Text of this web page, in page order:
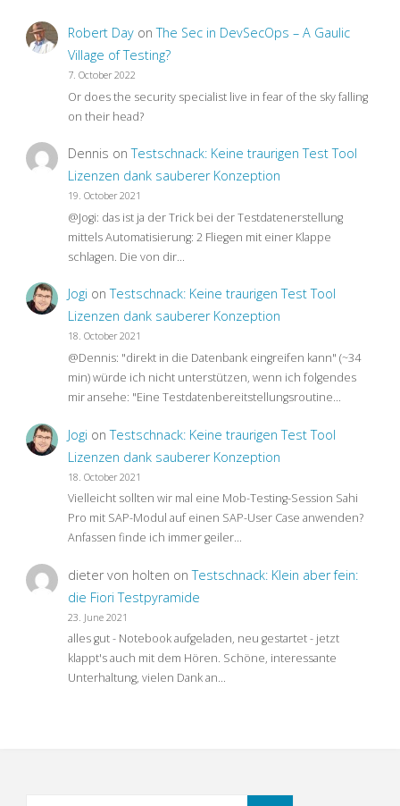
Robert DayonThe Sec in DevSecOps – A Gaulic
Village of Testing?
7. October 2022
Or does the security specialist live in fear of the sky falling
on their head?
Dennis onTestschnack: Keine traurigen Test Tool
Lizenzen dank sauberer Konzeption
19. October 2021
@Jogi: das ist ja der Trick bei der Testdatenerstellung
mittels Automatisierung: 2 Fliegen mit einer Klappe
schlagen. Die von dir…
Jogi onTestschnack: Keine traurigen Test Tool
Lizenzen dank sauberer Konzeption
18. October 2021
@Dennis: "direkt in die Datenbank eingreifen kann" (~34
min) würde ich nicht unterstützen, wenn ich folgendes
mir ansehe: "Eine Testdatenbereitstellungsroutine…
Jogi onTestschnack: Keine traurigen Test Tool
Lizenzen dank sauberer Konzeption
18. October 2021
Vielleicht sollten wir mal eine Mob-Testing-Session Sahi
Pro mit SAP-Modul auf einen SAP-User Case anwenden?
Anfassen finde ich immer geiler…
dieter von holten onTestschnack: Klein aber fein:
die Fiori Testpyramide
23. June 2021
alles gut - Notebook aufgeladen, neu gestartet - jetzt
klappt's auch mit dem Hören. Schöne, interessante
Unterhaltung, vielen Dank an…